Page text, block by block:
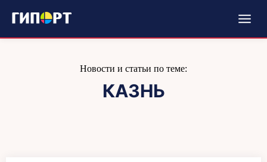
Новости и статьи по теме:
КАЗНЬ